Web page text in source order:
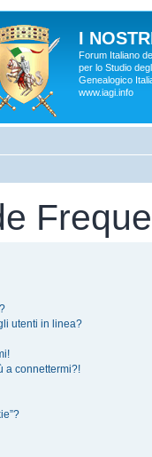
I
Forum Italiano
per lo Studio
Genealogico
www.iagi.info
utenti in linea?
a connettermi?!